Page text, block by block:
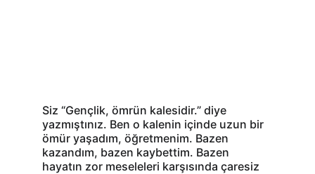
Siz “Gençlik, ömrün kalesidir.” diye
yazmıştınız. Ben o kalenin içinde uzun bir
ömür yaşadım, öğretmenim. Bazen
kazandım, bazen kaybettim. Bazen
hayatın zor meseleleri karşısında çaresiz